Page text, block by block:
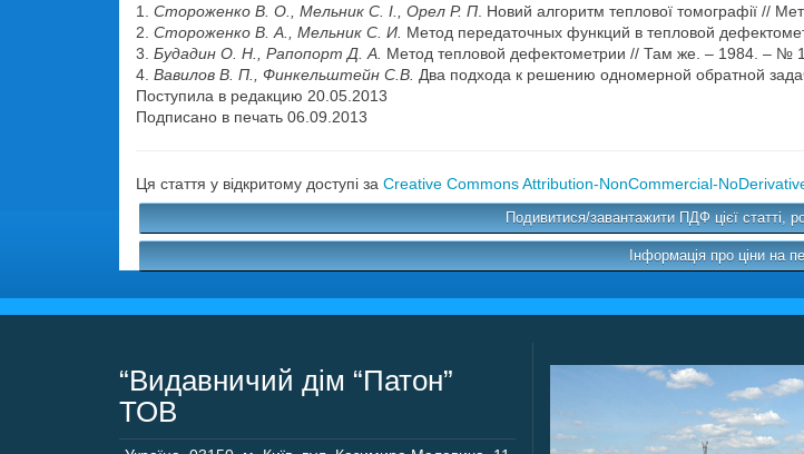
1. Стороженко В. О., Мельник С. І., Орел Р. П . Новий алгоритм теплової томографії //
2. Стороженко В. А., Мельник С. И. Метод передаточных функций в тепловой
3. Будадин О. Н., Рапопорт Д. А. Метод тепловой дефектометрии // Там же. – 1984. – №
4. Вавилов В. П., Финкельштейн С.В. Два подхода к решению одномерной обратной
Поступила в редакцию 20.05.2013
Подписано в печать 06.09.2013
Ця стаття у відкритому доступі за Creative Commons Attribution-NonCommercial-
Подивитися/завантажити ПДФ цієї статті,
Інформація про ціни на
“Видавничий дім “Патон”
ТОВ